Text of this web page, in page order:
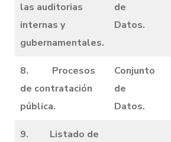
las auditorias
internas y
gubernamentales.
de
Datos.
8. Procesos
de contratación
pública.
Conjunto
de
Datos.
9. Listado de